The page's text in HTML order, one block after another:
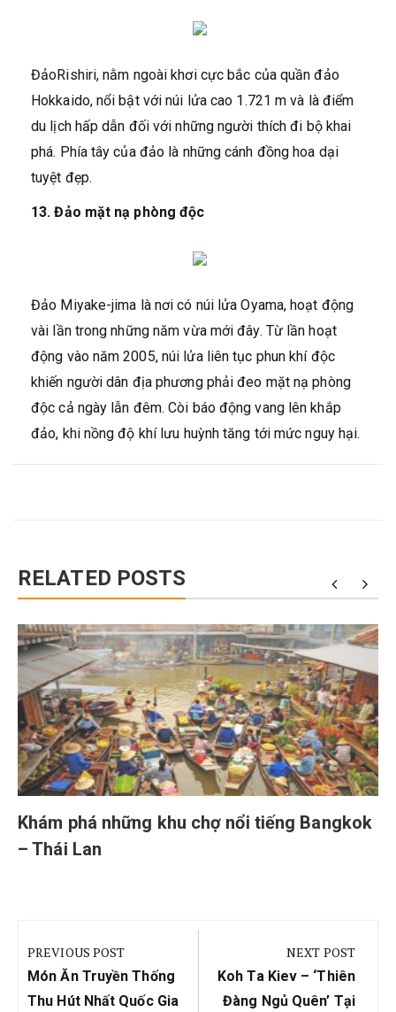
ĐảoRishiri, nằm ngoài khơi cực bắc của quần đảo
Hokkaido, nổi bật với núi lửa cao 1.721 m và là điểm
du lịch hấp dẫn đối với những người thích đi bộ khai
phá. Phía tây của đảo là những cánh đồng hoa dại
tuyệt đẹp.
13. Đảo mặt nạ phòng độc
Đảo Miyake-jima là nơi có núi lửa Oyama, hoạt động
vài lần trong những năm vừa mới đây. Từ lần hoạt
động vào năm 2005, núi lửa liên tục phun khí độc
khiến người dân địa phương phải đeo mặt nạ phòng
độc cả ngày lẫn đêm. Còi báo động vang lên khắp
đảo, khi nồng độ khí lưu huỳnh tăng tới mức nguy hại.
RELATED POSTS
Khám phá những khu chợ nổi tiếng Bangkok
– Thái Lan
hướng
bài
viết
PREVIOUS POST
Previous
Post:
Món Ăn Truyền Thống
Thu Hút Nhất Quốc Gia
NEXT POST
Next
Post:
Koh Ta Kiev – ‘thiên
Đàng Ngủ Quên’ Tại